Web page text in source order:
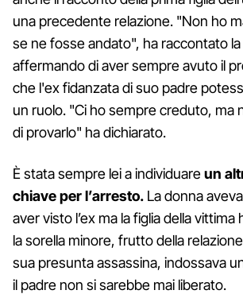
una precedente relazione. "Non ho
se ne fosse andato", ha raccontato la
affermando di aver sempre avuto il
che l'ex fidanzata di suo padre
un ruolo. "Ci ho sempre creduto, ma
di provarlo" ha dichiarato.
È stata sempre lei a individuareun
chiave per l’arresto. La donna
aver visto l’ex ma la figlia della
la sorella minore, frutto della
sua presunta assassina, indossava
il padre non si sarebbe mai liberato.